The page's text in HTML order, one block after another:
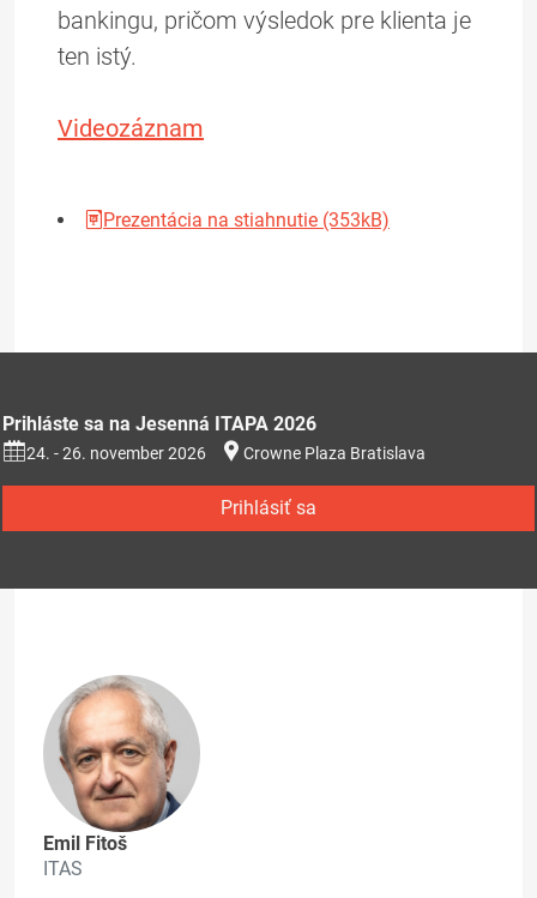
bankingu, pričom výsledok pre klienta je
ten istý.
Videozáznam
Prezentácia na stiahnutie (353kB)
Prihláste sa na Jesenná ITAPA 2026
24. - 26. november 2026 Crowne Plaza Bratislava
Prihlásiť sa
Emil Fitoš
ITAS